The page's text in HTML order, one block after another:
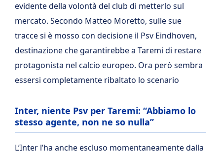
evidente della volontà del club di metterlo sul
mercato. Secondo Matteo Moretto, sulle sue
tracce si è mosso con decisione il Psv Eindhoven,
destinazione che garantirebbe a Taremi di restare
protagonista nel calcio europeo. Ora però sembra
essersi completamente ribaltato lo scenario
Inter, niente Psv per Taremi: “Abbiamo lo
stesso agente, non ne so nulla”
L’Inter l’ha anche escluso momentaneamente dalla